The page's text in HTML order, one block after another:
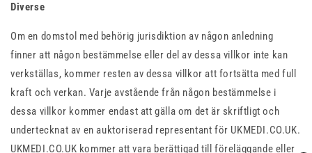
Diverse
Om en domstol med behörig jurisdiktion av någon anledning
finner att någon bestämmelse eller del av dessa villkor inte kan
verkställas, kommer resten av dessa villkor att fortsätta med full
kraft och verkan. Varje avstående från någon bestämmelse i
dessa villkor kommer endast att gälla om det är skriftligt och
undertecknat av en auktoriserad representant för UKMEDI.CO.UK.
UKMEDI.CO.UK kommer att vara berättigad till föreläggande eller